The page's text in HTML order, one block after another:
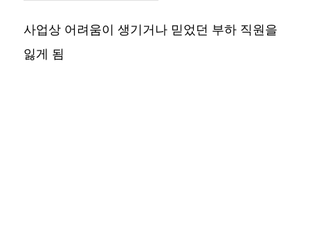
사업상 어려움이 생기거나 믿었던 부하 직원을
잃게 됨